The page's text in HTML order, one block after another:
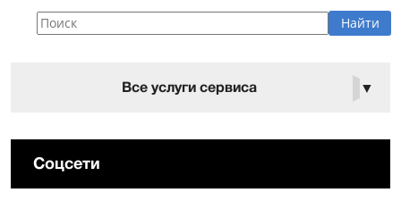
Все услуги сервиса ▼
Соцсети